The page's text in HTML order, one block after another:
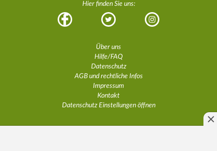
Hier finden Sie uns:
Facebook Twitter Instagram
Über uns
Hilfe/FAQ
Datenschutz
AGB und rechtliche Infos
Impressum
Kontakt
Datenschutz Einstellungen öffnen